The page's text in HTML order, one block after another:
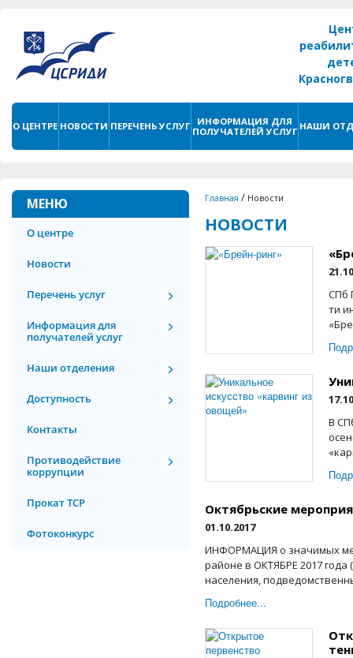
О ЦЕНТРЕ НОВОСТИ ПЕРЕЧЕНЬ УСЛУГ
ИНФОРМАЦИЯ ДЛЯ
ПОЛУЧАТЕЛЕЙ УСЛУГ НАШИ
МЕНЮ
О центре
Новости
Перечень услуг
Информация для
получателей услуг
Наши отделения
Доступность
Контакты
Противодействие
коррупции
Прокат ТСР
Фотоконкурс
Главная / Новости
НОВОСТИ
СПб
ти
В
Октябрьские
01.10.2017
ИНФОРМАЦИЯ о значимых
районе в ОКТЯБРЕ 2017
населения,
Подробнее...